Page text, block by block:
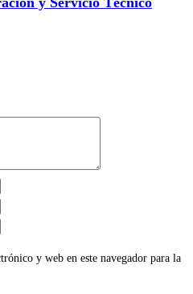
y web en este navegador para la